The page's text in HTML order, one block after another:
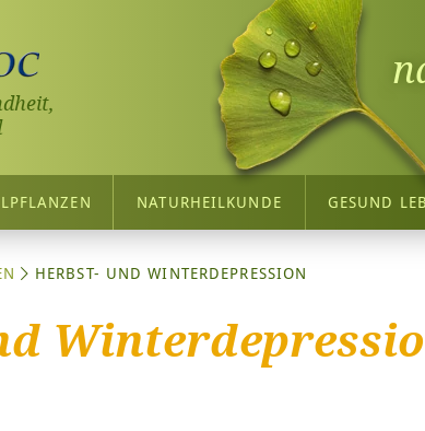
NATURHEILKUNDE GESUND
HERBST- UND WINTERDEPRESSION